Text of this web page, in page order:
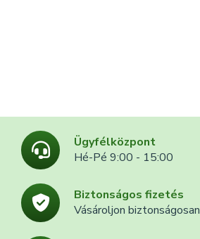
Ügyfélközpont
Hé-Pé 9:00 - 15:00
Biztonságos fizetés
Vásároljon biztonságosan